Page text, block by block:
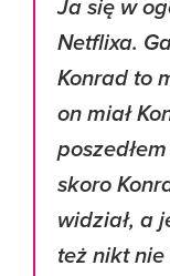
Ja się w
Netflixa.
Konrad to
on miał
skoro
widział, a
też nikt nie